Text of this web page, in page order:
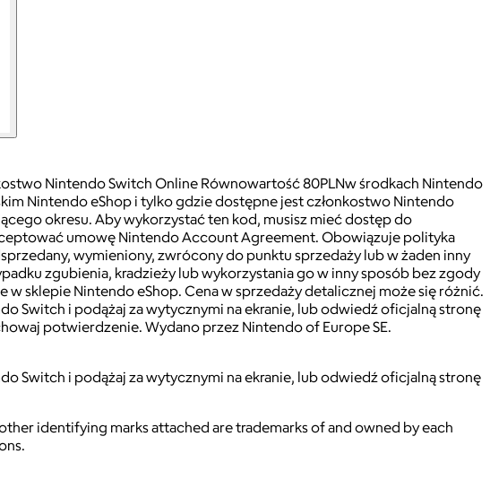
Nintendo Switch Online Równowartość 80PLNw środkach Nintendo
Nintendo eShop i tylko gdzie dostępne jest członkostwo Nintendo
okresu. Aby wykorzystać ten kod, musisz mieć dostęp do
umowę Nintendo Account Agreement. Obowiązuje polityka
wymieniony, zwrócony do punktu sprzedaży lub w żaden inny
zgubienia, kradzieży lub wykorzystania go w inny sposób bez zgody
sklepie Nintendo eShop. Cena w sprzedaży detalicznej może się różnić.
Switch i podążaj za wytycznymi na ekranie, lub odwiedź oficjalną stronę
potwierdzenie. Wydano przez Nintendo of Europe SE.
Switch i podążaj za wytycznymi na ekranie, lub odwiedź oficjalną stronę
identifying marks attached are trademarks of and owned by each